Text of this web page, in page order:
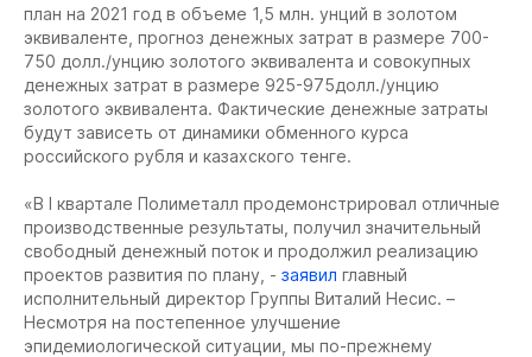
план на 2021 год в объеме 1,5 млн. унций в золотом
эквиваленте, прогноз денежных затрат в размере 700-
750 долл./унцию золотого эквивалента и совокупных
денежных затрат в размере 925-975долл./унцию
золотого эквивалента. Фактические денежные затраты
будут зависеть от динамики обменного курса
российского рубля и казахского тенге.
«В I квартале Полиметалл продемонстрировал отличные
производственные результаты, получил значительный
свободный денежный поток и продолжил реализацию
проектов развития по плану, - заявил главный
исполнительный директор Группы Виталий Несис. –
Несмотря на постепенное улучшение
эпидемиологической ситуации, мы по-прежнему